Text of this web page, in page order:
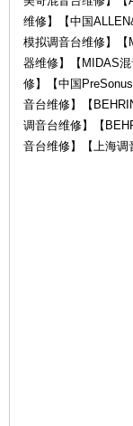
维修】【中国
模拟调音台维修】
器维修】【MIDAS
修】【中国
音台维修】【
调音台维修】【
音台维修】【上海调